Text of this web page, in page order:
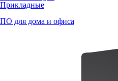
Прикладные
ПО для дома и офиса